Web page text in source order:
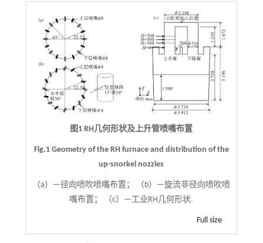
图1 RH几何形状及上升管喷嘴布置
Fig.1 Geometry of the RH furnace and distribution of the
up-snorkel nozzles
（a）—径向喷吹喷嘴布置； （b）—旋流非径向喷吹喷
嘴布置； （c）—工业RH几何形状.
Full size